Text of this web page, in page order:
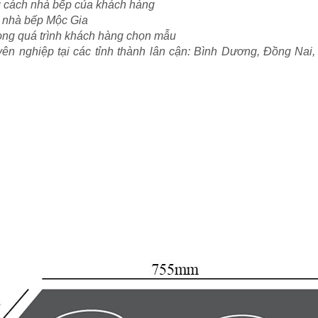
nhà bếp của khách hàng
bếp Mộc Gia
quá trình khách hàng chọn mẫu
nghiệp tại các tỉnh thành lân cận: Bình Dương, Đồng